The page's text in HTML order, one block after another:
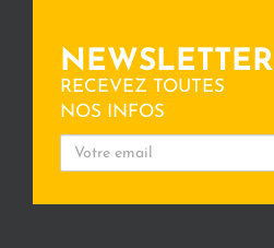
NEWSLETTER
RECEVEZ TOUTES
NOS INFOS